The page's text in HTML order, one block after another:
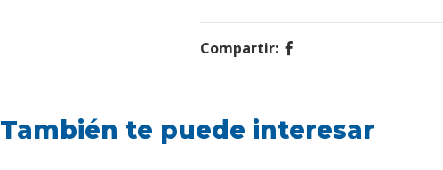
Compartir:
También te puede interesar